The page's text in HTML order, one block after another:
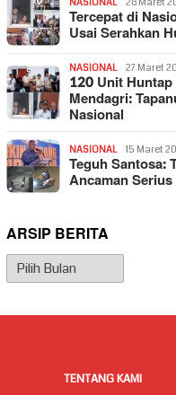
Tercepat di
Usai Serahkan
NASIONAL 27 Maret
120 Unit
Mendagri:
Nasional
NASIONAL 15 Maret
Teguh Santosa:
Ancaman
ARSIP BERITA
Arsip
Berita
TENTANG KAMI